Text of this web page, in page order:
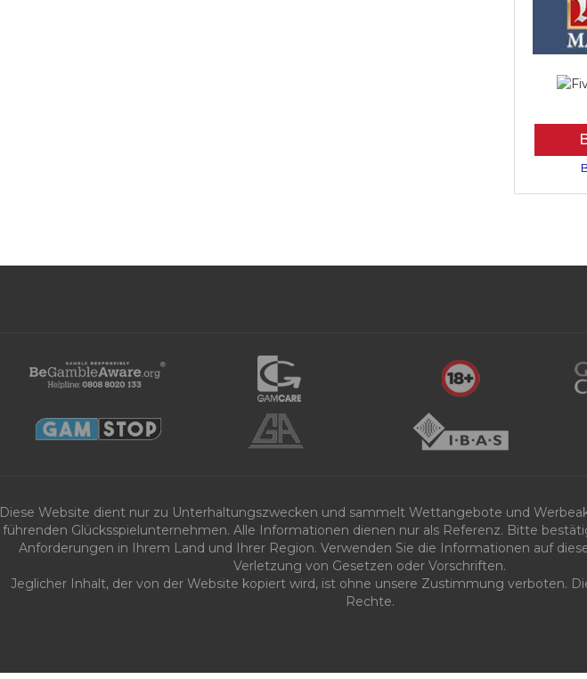
Diese Website dient nur zu Unterhaltungszwecken und sammelt Wettangebote und
führenden Glücksspielunternehmen. Alle Informationen dienen nur als Referenz. Bitte
Anforderungen in Ihrem Land und Ihrer Region. Verwenden Sie die Informationen auf
Verletzung von Gesetzen oder Vorschriften.
Jeglicher Inhalt, der von der Website kopiert wird, ist ohne unsere Zustimmung verboten.
Rechte.